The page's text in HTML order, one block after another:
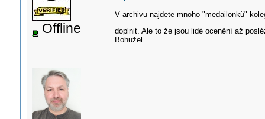
Offline
V archivu najdete mnoho "medailonků"
doplnit. Ale to že jsou lidé ocenění až
Bohužel